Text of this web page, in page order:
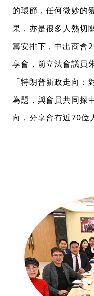
的環節，任何微妙的
果，亦是很多人熱切
籌安排下，中出商會
享會，前立法會議員
「特朗普新政走向：
為題，與會員共同探
向，分享會有近70位